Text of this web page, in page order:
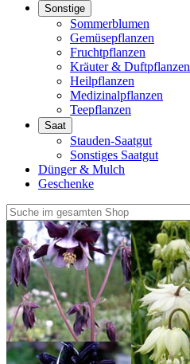
Sonstige
Sommerblumen
Gemüsepflanzen
Fruchtpflanzen
Kräuter & Duftpflanzen
Heilpflanzen
Medizinalpflanzen
Teepflanzen
Saat
Stauden-Saatgut
Sonstiges Saatgut
Dünger & Mulch
Geschenke